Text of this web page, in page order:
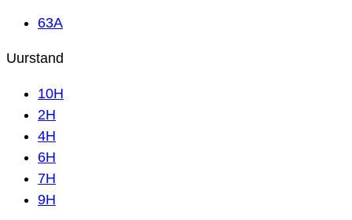
63A
Uurstand
10H
2H
4H
6H
7H
9H